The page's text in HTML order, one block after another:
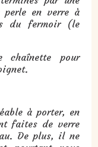
perle en verre à
du fermoir (le
chaînette pour
à porter, en
faites de verre
De plus, il ne